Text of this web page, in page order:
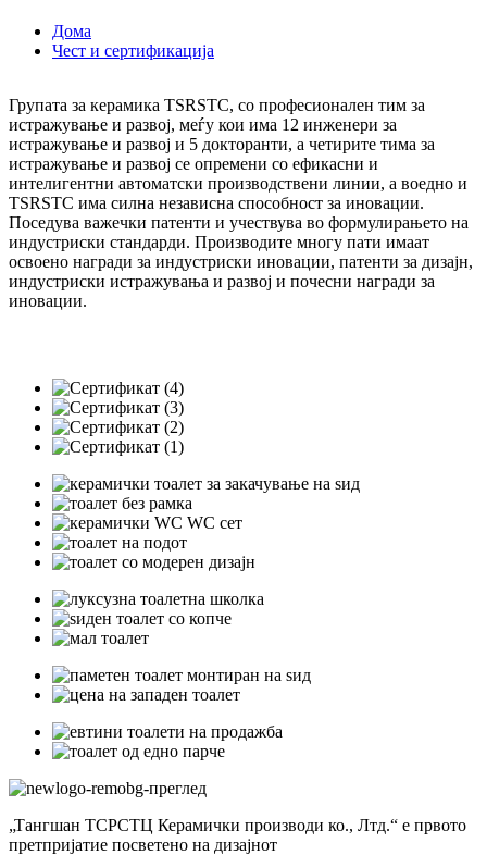
Дома
Чест и сертификација
Групата за керамика TSRSTC, со професионален тим за
истражување и развој, меѓу кои има 12 инженери за
истражување и развој и 5 докторанти, а четирите тима за
истражување и развој се опремени со ефикасни и
интелигентни автоматски производствени линии, а воедно и
TSRSTC има силна независна способност за иновации.
Поседува важечки патенти и учествува во формулирањето на
индустриски стандарди. Производите многу пати имаат
освоено награди за индустриски иновации, патенти за дизајн,
индустриски истражувања и развој и почесни награди за
иновации.
„Тангшан ТСРСТЦ Керамички производи ко., Лтд.“ е првото
претпријатие посветено на дизајнот